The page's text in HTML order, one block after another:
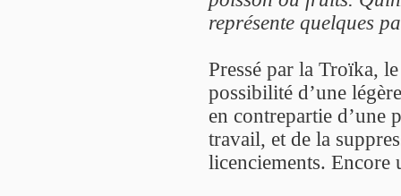
représente quelques
Pressé par la Troïka,
possibilité d’une
en contrepartie d’une
travail, et de la
licenciements. Encore